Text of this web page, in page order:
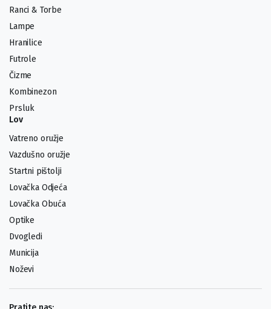
Ranci & Torbe
Lampe
Hranilice
Futrole
Čizme
Kombinezon
Prsluk
Lov
Vatreno oružje
Vazdušno oružje
Startni pištolji
Lovačka Odjeća
Lovačka Obuća
Optike
Dvogledi
Municija
Noževi